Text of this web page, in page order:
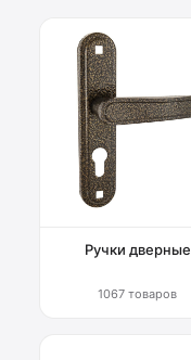
Ручки дверные
1067 товаров